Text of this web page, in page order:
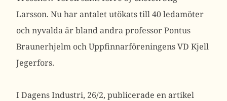
Larsson. Nu har antalet utökats till 40 ledamöter
och nyvalda är bland andra professor Pontus
Braunerhjelm och Uppfinnarföreningens VD Kjell
Jegerfors.
I Dagens Industri, 26/2, publicerade en artikel